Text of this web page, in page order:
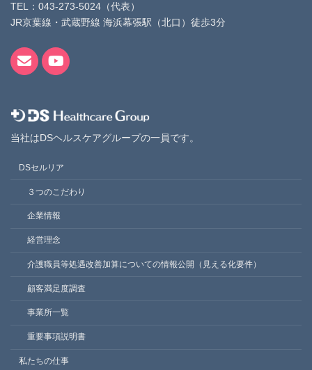
TEL：043-273-5024（代表）
JR京葉線・武蔵野線 海浜幕張駅（北口）徒歩3分
当社はDSヘルスケアグループの一員です。
DSセルリア
３つのこだわり
企業情報
経営理念
介護職員等処遇改善加算についての情報公開（見える化要件）
顧客満足度調査
事業所一覧
重要事項説明書
私たちの仕事